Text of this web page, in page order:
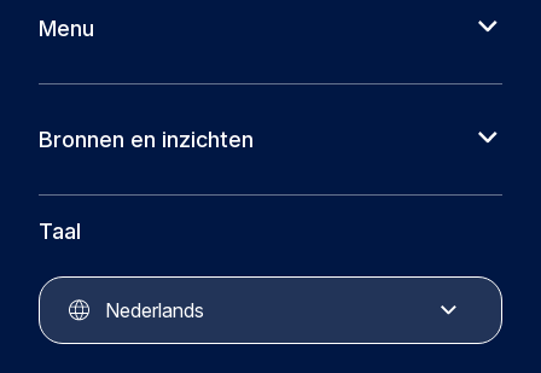
Menu
Over ons
Circular Plastics Foundation
Circular Plastics Products
Circular Plastics Academy
Contact
Bronnen en inzichten
Nieuws
Kennisbank
Taal
Nederlands